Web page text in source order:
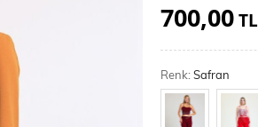
700,00TL
Renk:Safran